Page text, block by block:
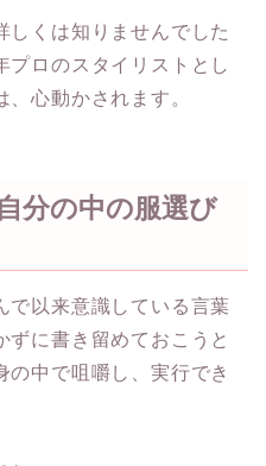
しくは知りませんでした
プロのスタイリストとし
心動かされます。
分の中の服選び
で以来意識している言葉
ずに書き留めておこうと
の中で咀嚼し、実行でき